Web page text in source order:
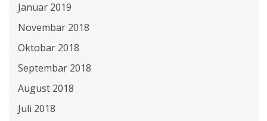
Januar 2019
Novembar 2018
Oktobar 2018
Septembar 2018
August 2018
Juli 2018